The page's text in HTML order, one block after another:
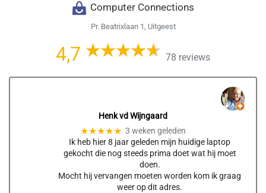
Computer Connections
Pr. Beatrixlaan 1, Uitgeest
4,7 78 reviews
Henk vd Wijngaard
★★★★★ 3 weken geleden
Ik heb hier 8 jaar geleden mijn huidige laptop
gekocht die nog steeds prima doet wat hij moet
doen.
Mocht hij vervangen moeten worden kom ik graag
weer op dit adres.